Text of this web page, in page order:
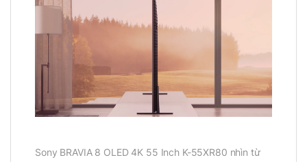
Sony BRAVIA 8 OLED 4K 55 Inch K-55XR80 nhìn từ